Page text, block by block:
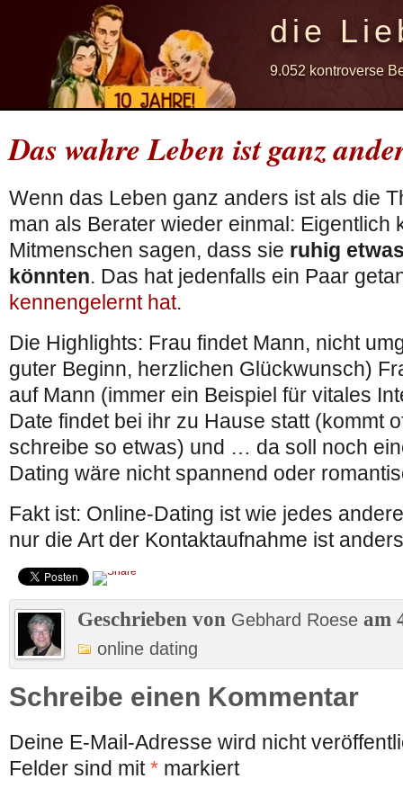
die
9.052 kontroverse
Das wahre Leben ist ganz
Wenn das Leben ganz anders ist als die
man als Berater wieder einmal: Eigentlich
Mitmenschen sagen, dass sie ruhig
könnten. Das hat jedenfalls ein Paar
kennengelernt hat.
Die Highlights: Frau findet Mann, nicht
guter Beginn, herzlichen Glückwunsch)
auf Mann (immer ein Beispiel für vitales
Date findet bei ihr zu Hause statt (kommt
schreibe so etwas) und … da soll noch
Dating wäre nicht spannend oder
Fakt ist: Online-Dating ist wie jedes
nur die Art der Kontaktaufnahme ist
Geschrieben von Gebhard Roese am
online dating
Schreibe einen Kommentar
Deine E-Mail-Adresse wird nicht
Felder sind mit* markiert